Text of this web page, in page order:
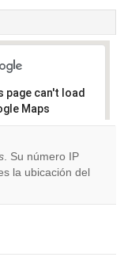
page can't load
Maps
you
this
OK
. Su número IP
la ubicación del